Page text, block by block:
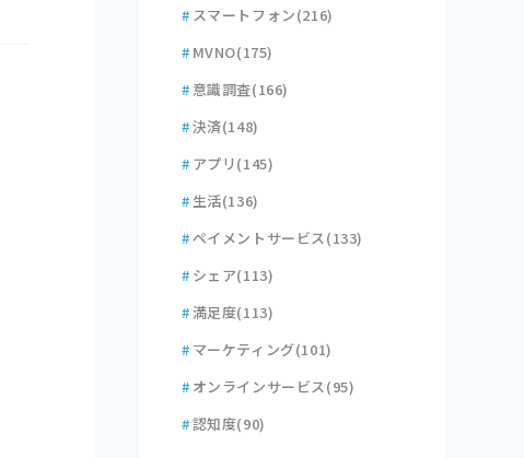
# スマートフォン(216)
# MVNO(175)
# 意識調査(166)
#決済(148)
# アプリ(145)
# 生活(136)
#ペイメントサービス(133)
# シェア(113)
#満足度(113)
# マーケティング(101)
# オンラインサービス(95)
#認知度(90)